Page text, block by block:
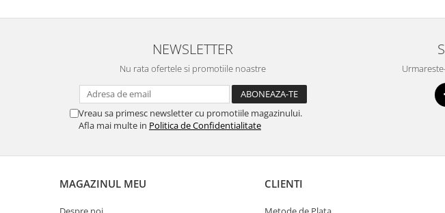
NEWSLETTER
Nu rata ofertele si promotiile noastre
Vreau sa primesc newsletter cu promotiile magazinului.
Afla mai multe in Politica de Confidentialitate
MAGAZINUL MEU CLIENTI